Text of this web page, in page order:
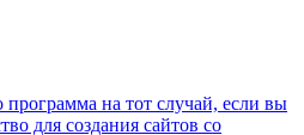
программа на тот случай, если вы
для создания сайтов со